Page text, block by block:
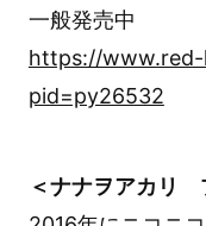
一般発売中
https://
pid=py26532
＜ナナヲアカリ